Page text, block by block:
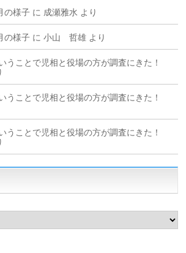
の様子 に 成瀬雅水 より
の様子 に小山 哲雄 より
うことで児相と役場の方が調査にきた！
うことで児相と役場の方が調査にきた！
うことで児相と役場の方が調査にきた！